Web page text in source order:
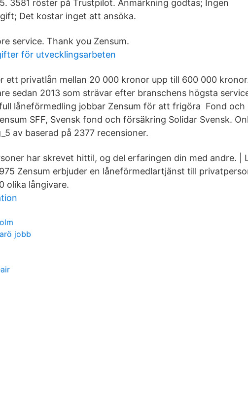
3581 röster på Trustpilot. Anmärkning godtas; Ingen
Det kostar inget att ansöka.
service. Thank you Zensum.
för utvecklingsarbeten
ett privatlån mellan 20 000 kronor upp till 600 000
sedan 2013 som strävar efter branschens högsta
låneförmedling jobbar Zensum för att frigöra Fond och
SFF, Svensk fond och försäkring Solidar Svensk.
av baserad på 2377 recensioner.
har skrevet hittil, og del erfaringen din med andre. |
Zensum erbjuder en låneförmedlartjänst till
olika långivare.
jobb